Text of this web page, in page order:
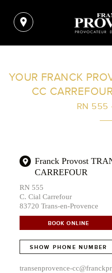
FILTER
YOUR FRANCK
CC
RN 555
Franck Provost
CARREFOUR
RN 555
C. Cial Carrefour
83720 Trans-en-Provence
BOOK ONLINE
SHOW PHONE NUMBER
transenprovence-